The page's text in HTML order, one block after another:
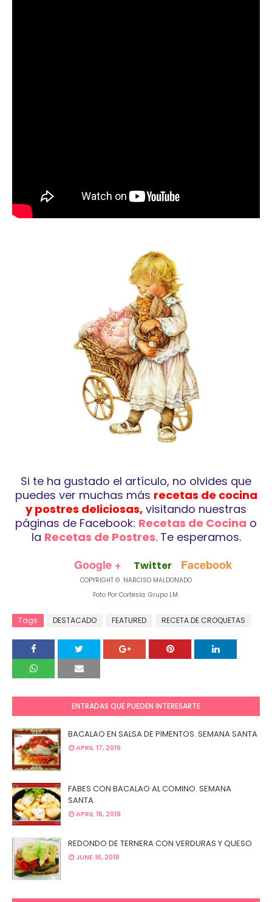
Si te ha gustado el artículo, no olvides que
puedes ver muchas más recetas de cocina
y postres deliciosas, visitando nuestras
páginas de Facebook: Recetas de Cocina o
la Recetas de Postres. Te esperamos.
Google + Twitter Facebook
COPYRIGHT © NARCISO MALDONADO
Foto Por Cortesía: Grupo LM.
Tags DESTACADO FEATURED RECETA DE CROQUETAS
ENTRADAS QUE PUEDEN INTERESARTE
BACALAO EN SALSA DE PIMENTOS. SEMANA SANTA
APRIL 17, 2019
FABES CON BACALAO AL COMINO. SEMANA
SANTA.
APRIL 16, 2019
REDONDO DE TERNERA CON VERDURAS Y QUESO
JUNE 16, 2018